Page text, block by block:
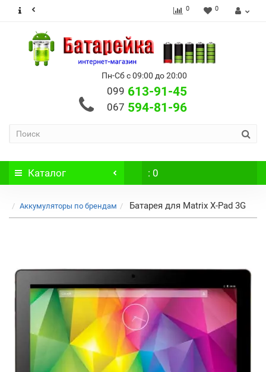
0 0
Пн-Сб с 09:00 до 20:00
099 613-91-45
067 594-81-96
Каталог : 0
Аккумуляторы по брендам Батарея для Matrix X-Pad 3G